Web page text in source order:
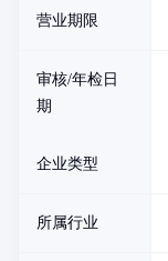
营业期限
审核/年检日
期
企业类型
所属行业